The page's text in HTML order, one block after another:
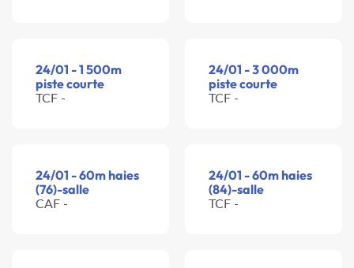
24/01 - 1 500m
piste courte
TCF -
24/01 - 3 000m
piste courte
TCF -
24/01 - 60m haies
(76)-salle
CAF -
24/01 - 60m haies
(84)-salle
TCF -